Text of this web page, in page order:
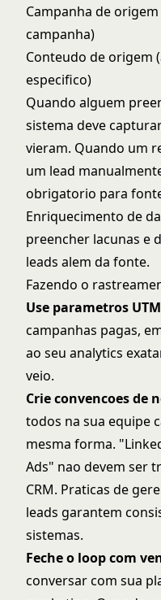
Campanha de
campanha)
Conteudo de origem
especifico)
Quando alguem
sistema deve
vieram. Quando um
um lead
obrigatorio para
Enriquecimento de
preencher lacunas e
leads alem da fonte.
Fazendo o
Use parametros UTM
campanhas pagas,
ao seu analytics
veio.
Crie convencoes de
todos na sua equipe
mesma forma.
Ads" nao devem ser
CRM. Praticas de
leads garantem
sistemas.
Feche o loop com
conversar com sua